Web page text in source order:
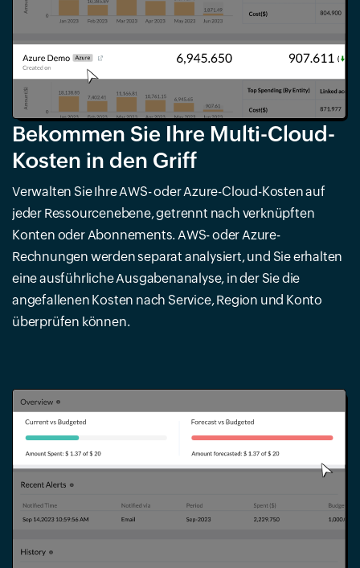
Bekommen Sie Ihre Multi-Cloud-
Kosten in den Griff
Verwalten Sie Ihre AWS- oder Azure-Cloud-Kosten auf
jeder Ressourcenebene, getrennt nach verknüpften
Konten oder Abonnements. AWS- oder Azure-
Rechnungen werden separat analysiert, und Sie erhalten
eine ausführliche Ausgabenanalyse, in der Sie die
angefallenen Kosten nach Service, Region und Konto
überprüfen können.